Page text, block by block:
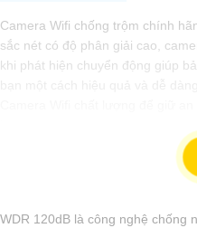
Camera Wifi chống trộm chính
sắc nét có độ phân giải cao,
khi phát hiện chuyển động giúp
WDR 120dB là công nghệ chống